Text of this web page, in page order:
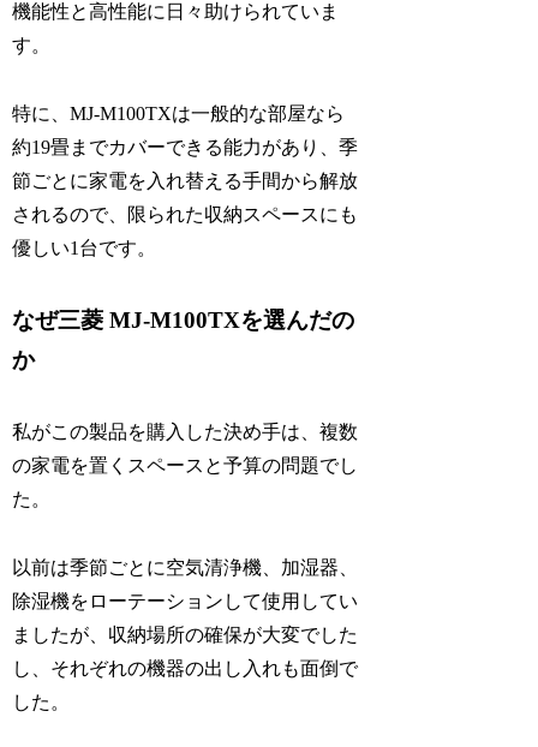
機能性と高性能に日々助けられていま
す。
特に、MJ-M100TXは一般的な部屋なら
約19畳までカバーできる能力があり、季
節ごとに家電を入れ替える手間から解放
されるので、限られた収納スペースにも
優しい1台です。
なぜ三菱 MJ-M100TXを選んだの
か
私がこの製品を購入した決め手は、複数
の家電を置くスペースと予算の問題でし
た。
以前は季節ごとに空気清浄機、加湿器、
除湿機をローテーションして使用してい
ましたが、収納場所の確保が大変でした
し、それぞれの機器の出し入れも面倒で
した。